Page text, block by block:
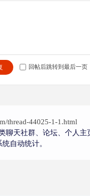
回帖后跳转到最后一页
thread-44025-1-1.html
聊天社群、论坛、个人
自动统计。